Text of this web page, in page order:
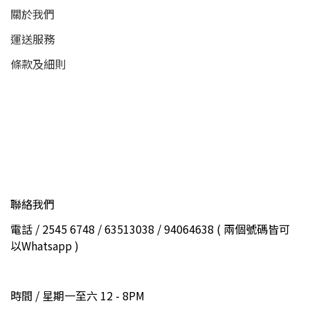
關於我們
運送服務
條款及細則
聯絡我們
電話 / 2545 6748 / 63513038 / 94064638 ( 兩個號碼皆可
以Whatsapp )
時間 / 星期一至六 12 - 8PM